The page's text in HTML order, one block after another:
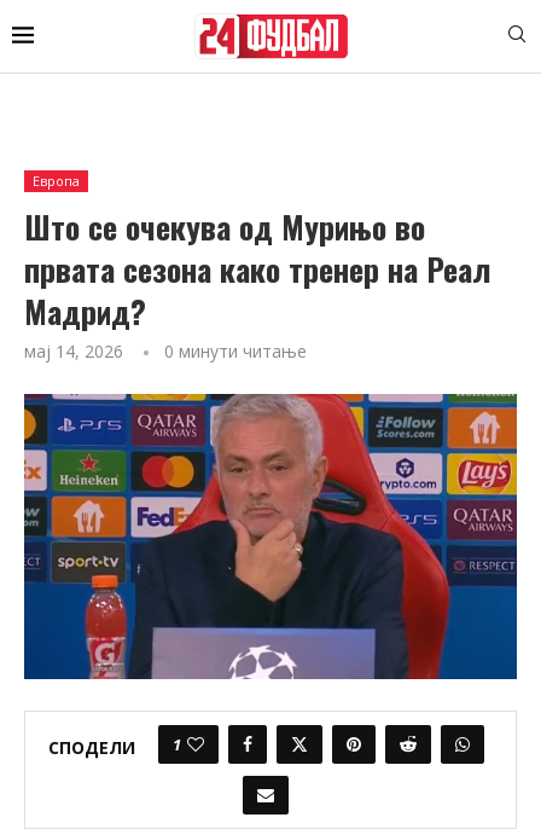
Европа
Што се очекува од Мурињо во
првата сезона како тренер на Реал
Мадрид?
мај 14, 2026 0 минути читање
СПОДЕЛИ 1